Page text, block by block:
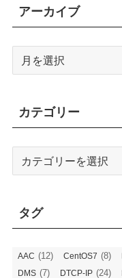
アーカイブ
ブ
カテゴリー
ー
タグ
AAC (12) CentOS7 (8)
DMS (7) DTCP-IP (24)